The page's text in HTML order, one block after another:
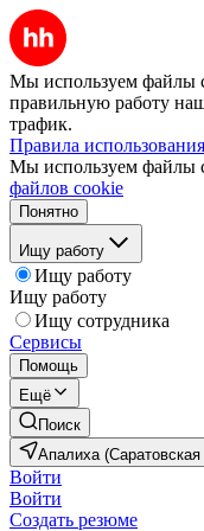
Мы используем файлы
правильную работу
трафик.
Правила
Мы используем файлы
файлов cookie
Понятно
Ищу работу
Ищу работу
Ищу работу
Ищу сотрудника
Сервисы
Помощь
Ещё
Поиск
Апалиха (Саратовская
Войти
Войти
Создать резюме